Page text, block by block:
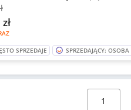
zł
SPRZEDAJE SPRZEDAJĄCY:
Wybierz stronę: